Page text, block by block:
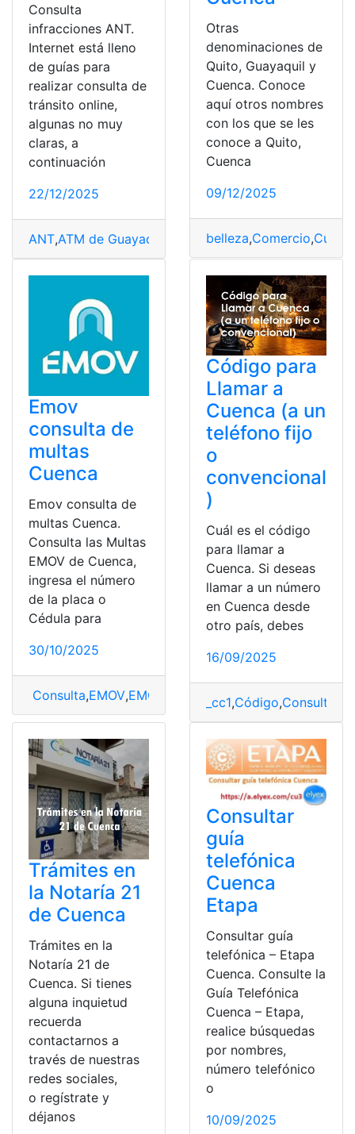
Consulta
infracciones ANT.
Internet está lleno
de guías para
realizar consulta de
tránsito online,
algunas no muy
claras, a
continuación
22/12/2025
ANT,ATM de Guayaquil ATM Guayaquil,babahoyo,
Otras
denominaciones de
Quito, Guayaquil y
Cuenca. Conoce
aquí otros nombres
con los que se les
conoce a Quito,
Cuenca
09/12/2025
belleza,Comercio,
Emov
consulta de
multas
Cuenca
Emov consulta de
multas Cuenca.
Consulta las Multas
EMOV de Cuenca,
ingresa el número
de la placa o
Cédula para
30/10/2025
Consulta,EMOV,EMOV Cuenca Multas ,EMOV Multas
Código para
Llamar a
Cuenca (a un
teléfono fijo
o
convencional
)
Cuál es el código
para llamar a
Cuenca. Si deseas
llamar a un número
en Cuenca desde
otro país, debes
16/09/2025
_cc1,Código,Consulta
Trámites en
la Notaría 21
de Cuenca
Trámites en la
Notaría 21 de
Cuenca. Si tienes
alguna inquietud
recuerda
contactarnos a
través de nuestras
redes sociales,
o regístrate y
déjanos
Consultar
guía
telefónica
Cuenca
Etapa
Consultar guía
telefónica – Etapa
Cuenca. Consulte la
Guía Telefónica
Cuenca – Etapa,
realice búsquedas
por nombres,
número telefónico
o
10/09/2025